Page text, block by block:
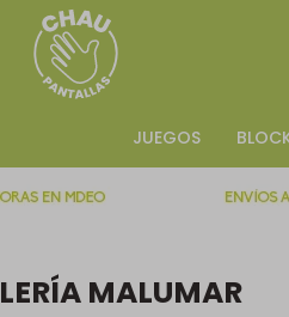
JUEGOS
MALUMAR